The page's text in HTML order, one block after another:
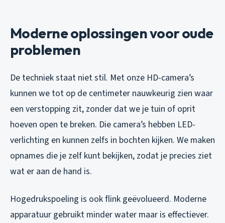
Moderne oplossingen voor oude
problemen
De techniek staat niet stil. Met onze HD-camera’s
kunnen we tot op de centimeter nauwkeurig zien waar
een verstopping zit, zonder dat we je tuin of oprit
hoeven open te breken. Die camera’s hebben LED-
verlichting en kunnen zelfs in bochten kijken. We maken
opnames die je zelf kunt bekijken, zodat je precies ziet
wat er aan de hand is.
Hogedrukspoeling is ook flink geëvolueerd. Moderne
apparatuur gebruikt minder water maar is effectiever.